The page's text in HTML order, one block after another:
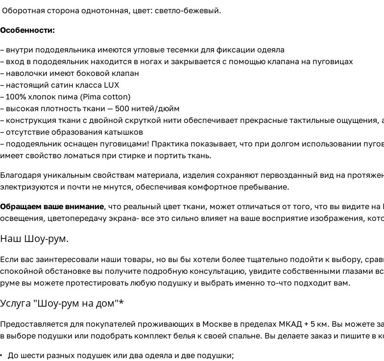
Оборотная сторона однотонная, цвет: светло-бежевый.
Особенности:
– внутри пододеяльника имеются угловые тесемки для фиксации одеяла
– вход в пододеяльник находится в ногах и закрывается с помощью клапана на пуговицах
– наволочки имеют боковой клапан
– настоящий сатин класса LUX
– 100% хлопок пима (Pima cotton)
– высокая плотность ткани — 500 нитей/дюйм
– конструкция ткани с двойной скруткой нити обеспечивает прекрасные тактильные ощущения,
– отсутствие образования катышков
– пододеяльник оснащен пуговицами! Практика показывает, что при долгом использовании
имеет свойство ломаться при стирке и портить ткань.
Благодаря уникальным свойствам материала, изделия сохраняют первозданный вид на
электризуются и почти не мнутся, обеспечивая комфортное пребывание.
Обращаем ваше внимание, что реальный цвет ткани, может отличаться от того, что вы видите
освещения, цветопередачу экрана- все это сильно влияет на ваше восприятие изображения,
Наш Шоу-рум.
Если вас заинтересовали наши товары, но вы бы хотели более тщательно подойти к выбору,
спокойной обстановке вы получите подробную консультацию, увидите собственными глазами
руме вы можете протестировать любую подушку и выбрать именно то-что подходит вам.
Услуга "Шоу-рум на дом"*
Предоставляется для покупателей проживающих в Москве в пределах МКАД + 5 км. Вы можете
в выборе подушки или подобрать комплект белья к своей спальне. Вы делаете заказ и пишите
До шести разных подушек или два одеяла и две подушки;